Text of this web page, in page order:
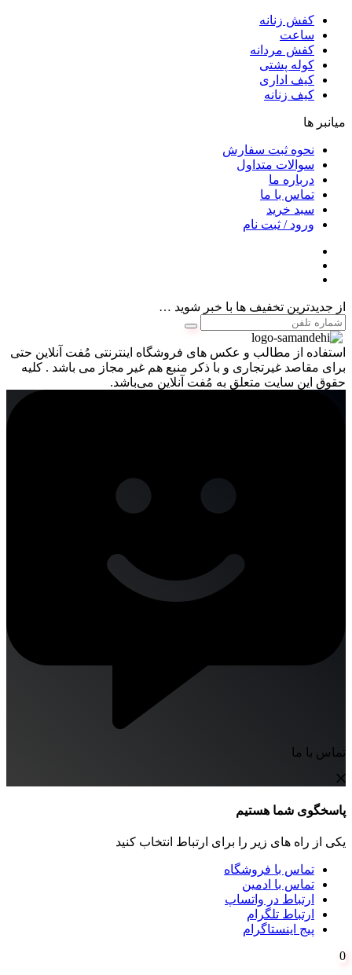
کفش زنانه
ساعت
کفش مردانه
کوله پشتی
کیف اداری
کیف زنانه
میانبر ها
نحوه ثبت سفارش
سوالات متداول
درباره ما
تماس با ما
سبد خرید
ورود / ثبت نام
از جدیدترین تخفیف ها با خبر شوید …
استفاده از مطالب و عکس های فروشگاه اینترنتی مُفت آنلاین حتی
برای مقاصد غیرتجاری و با ذکر منبع هم غیر مجاز می باشد . کلیه
حقوق این سایت متعلق به مُفت آنلاین می‌باشد.
تماس با ما
پاسخگوی شما هستیم
یکی از راه های زیر را برای ارتباط انتخاب کنید
تماس با فروشگاه
تماس با ادمین
ارتباط در واتساپ
ارتباط تلگرام
پیج اینستاگرام
0